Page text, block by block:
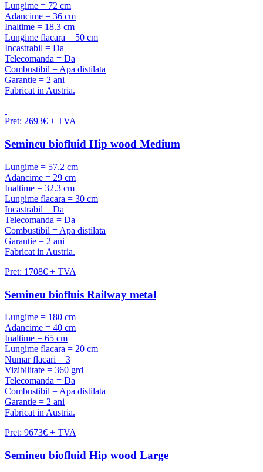
Lungime = 72 cm
Adancime = 36 cm
Inaltime = 18.3 cm
Lungime flacara = 50 cm
Incastrabil = Da
Telecomanda = Da
Combustibil = Apa distilata
Garantie = 2 ani
Fabricat in Austria.
Pret: 2693€ + TVA
Semineu biofluid Hip wood Medium
Lungime = 57.2 cm
Adancime = 29 cm
Inaltime = 32.3 cm
Lungime flacara = 30 cm
Incastrabil = Da
Telecomanda = Da
Combustibil = Apa distilata
Garantie = 2 ani
Fabricat in Austria.
Pret: 1708€ + TVA
Semineu biofluis Railway metal
Lungime = 180 cm
Adancime = 40 cm
Inaltime = 65 cm
Lungime flacara = 20 cm
Numar flacari = 3
Vizibilitate = 360 grd
Telecomanda = Da
Combustibil = Apa distilata
Garantie = 2 ani
Fabricat in Austria.
Pret: 9673€ + TVA
Semineu biofluid Hip wood Large